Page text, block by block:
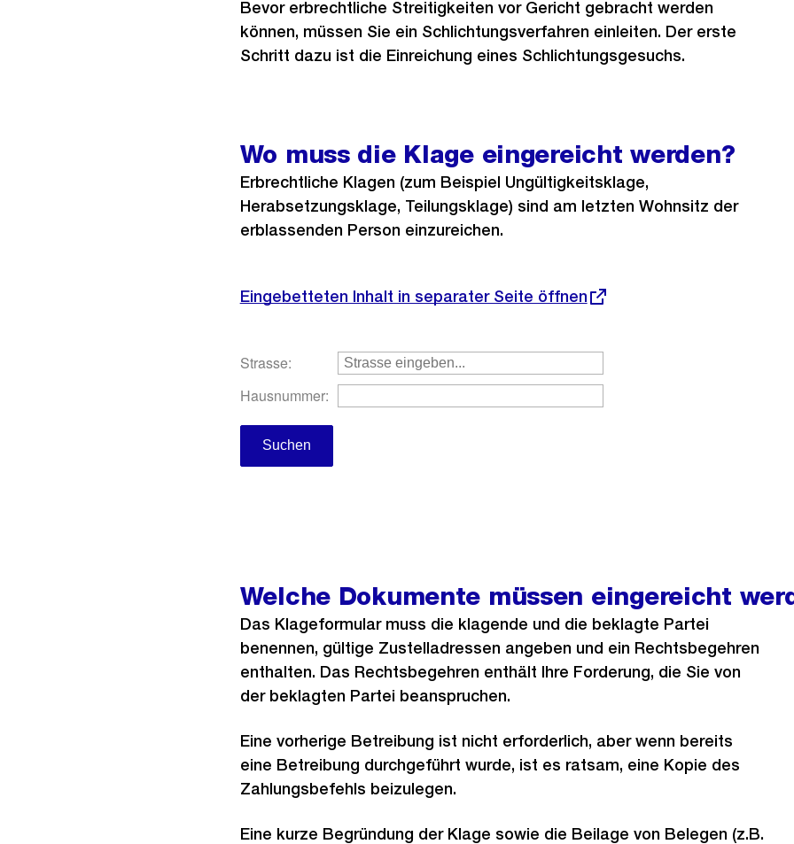
Bevor erbrechtliche Streitigkeiten vor Gericht gebracht werden
können, müssen Sie ein Schlichtungsverfahren einleiten. Der erste
Schritt dazu ist die Einreichung eines Schlichtungsgesuchs.
Wo muss die Klage eingereicht werden?
Erbrechtliche Klagen (zum Beispiel Ungültigkeitsklage,
Herabsetzungsklage, Teilungsklage) sind am letzten Wohnsitz der
erblassenden Person einzureichen.
Eingebetteten Inhalt in separater Seite öffnen
Welche Dokumente müssen eingereicht
Das Klageformular muss die klagende und die beklagte Partei
benennen, gültige Zustelladressen angeben und ein Rechtsbegehren
enthalten. Das Rechtsbegehren enthält Ihre Forderung, die Sie von
der beklagten Partei beanspruchen.
Eine vorherige Betreibung ist nicht erforderlich, aber wenn bereits
eine Betreibung durchgeführt wurde, ist es ratsam, eine Kopie des
Zahlungsbefehls beizulegen.
Eine kurze Begründung der Klage sowie die Beilage von Belegen (z.B.